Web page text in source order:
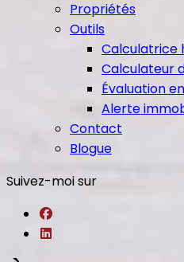
Propriétés
Outils
Calculatrice
Calculateur
Évaluation
Alerte
Contact
Blogue
Suivez-moi sur